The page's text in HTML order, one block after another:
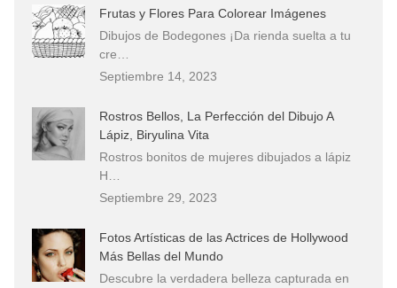
Frutas y Flores Para Colorear Imágenes
Dibujos de Bodegones ¡Da rienda suelta a tu
cre…
Septiembre 14, 2023
Rostros Bellos, La Perfección del Dibujo A
Lápiz, Biryulina Vita
Rostros bonitos de mujeres dibujados a lápiz
H…
Septiembre 29, 2023
Fotos Artísticas de las Actrices de Hollywood
Más Bellas del Mundo
Descubre la verdadera belleza capturada en